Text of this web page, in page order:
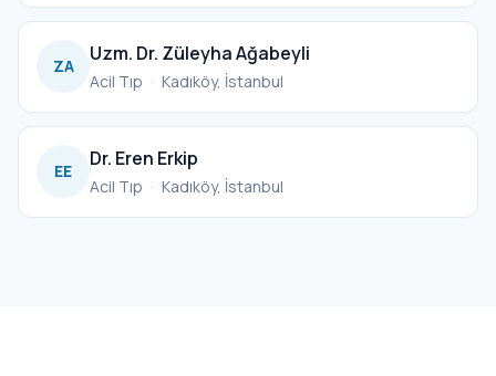
ZA
Uzm. Dr. Züleyha Ağabeyli
Acil Tıp · Kadıköy, İstanbul
EE
Dr. Eren Erkip
Acil Tıp · Kadıköy, İstanbul